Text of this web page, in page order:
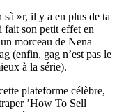
»r, il y a en plus de ta
fait son petit effet en
morceau de Nena
(enfin, gag n’est pas le
à la série).
plateforme célèbre,
’How To Sell